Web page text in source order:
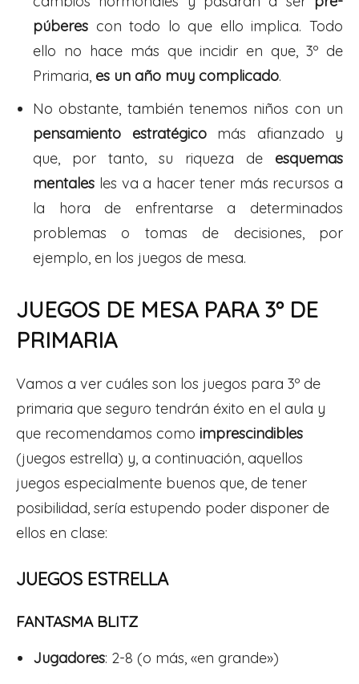
púberes con todo lo que ello implica. Todo
ello no hace más que incidir en que, 3º de
Primaria, es un año muy complicado.
No obstante, también tenemos niños con un
pensamiento estratégicomás afianzado y
que, por tanto, su riqueza de esquemas
mentales les va a hacer tener más recursos a
la hora de enfrentarse a determinados
problemas o tomas de decisiones, por
ejemplo, en los juegos de mesa.
JUEGOS DE MESA PARA 3º DE
PRIMARIA
Vamos a ver cuáles son los juegos para 3º de
primaria que seguro tendrán éxito en el aula y
que recomendamos como imprescindibles
(juegos estrella) y, a continuación, aquellos
juegos especialmente buenos que, de tener
posibilidad, sería estupendo poder disponer de
ellos en clase:
JUEGOS ESTRELLA
FANTASMA BLITZ
Jugadores: 2-8 (o más, «en grande»)